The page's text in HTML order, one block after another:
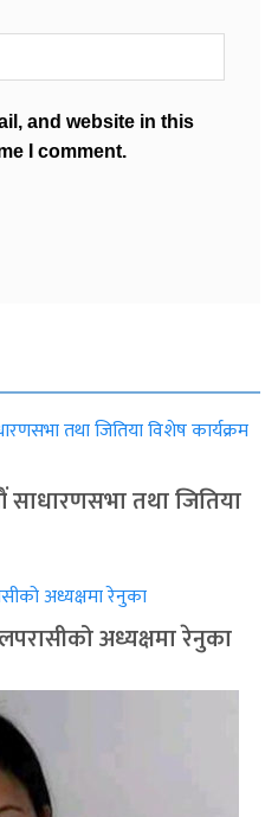
and website in this
I comment.
तथा जितिया
अध्यक्षमा रेनुका